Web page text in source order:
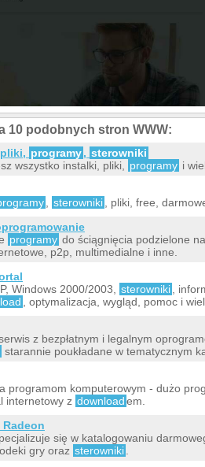
10 podobnych stron WWW:
programy, sterowniki
wszystko instalki, pliki,
programy i
sterowniki
, pliki, free,
programy do ściągnięcia podzielone
p2p, multimedialne i inne.
Windows 2000/2003,
sterowniki
,
, optymalizacja, wygląd, pomoc i
z bezpłatnym i legalnym
starannie poukładane w tematycznym
programom komputerowym - dużo
internetowy z downloadem.
Radeon
się w katalogowaniu
gry oraz sterowniki